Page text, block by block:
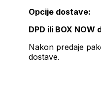
Opcije dostave:
DPD ili BOX
Nakon predaje
dostave.